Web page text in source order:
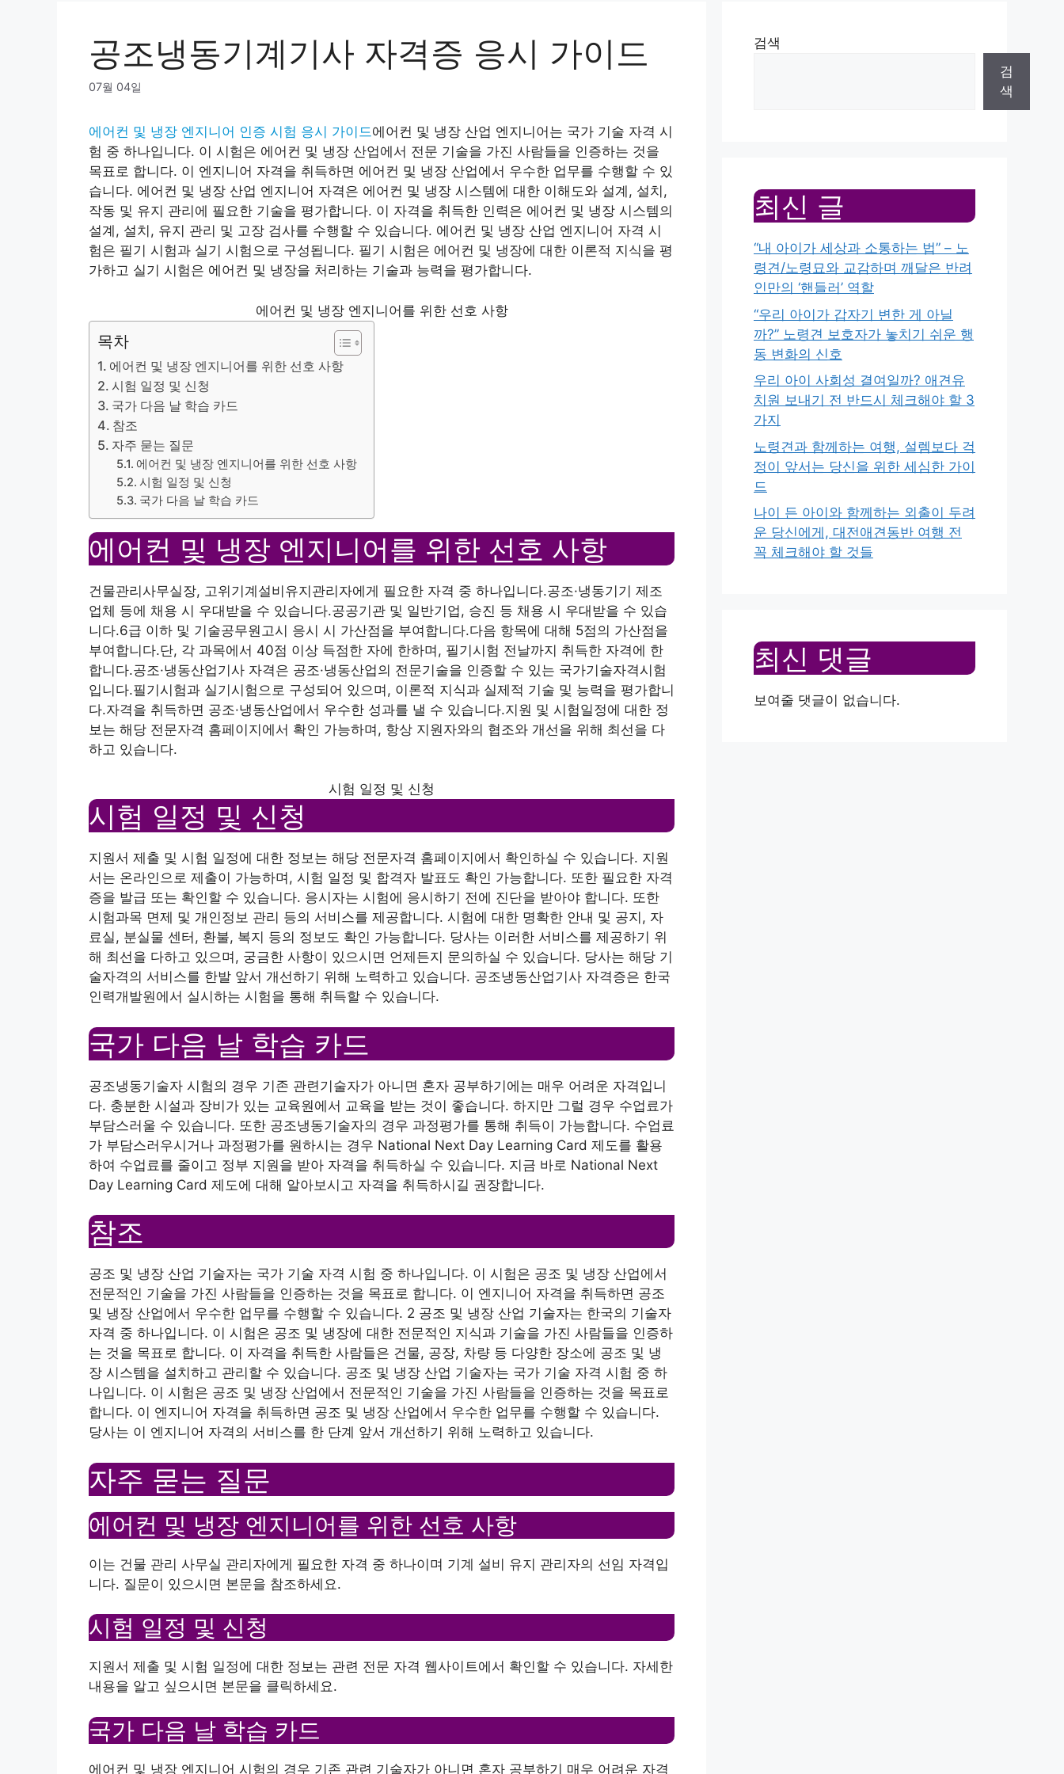
공조냉동기계기사 자격증 응시 가이드
07월 04일
에어컨 및 냉장 엔지니어 인증 시험 응시 가이드에어컨 및 냉장 산업 엔지니어는 국가 기술 자격 시
험 중 하나입니다. 이 시험은 에어컨 및 냉장 산업에서 전문 기술을 가진 사람들을 인증하는 것을
목표로 합니다. 이 엔지니어 자격을 취득하면 에어컨 및 냉장 산업에서 우수한 업무를 수행할 수 있
습니다. 에어컨 및 냉장 산업 엔지니어 자격은 에어컨 및 냉장 시스템에 대한 이해도와 설계, 설치,
작동 및 유지 관리에 필요한 기술을 평가합니다. 이 자격을 취득한 인력은 에어컨 및 냉장 시스템의
설계, 설치, 유지 관리 및 고장 검사를 수행할 수 있습니다. 에어컨 및 냉장 산업 엔지니어 자격 시
험은 필기 시험과 실기 시험으로 구성됩니다. 필기 시험은 에어컨 및 냉장에 대한 이론적 지식을 평
가하고 실기 시험은 에어컨 및 냉장을 처리하는 기술과 능력을 평가합니다.
에어컨 및 냉장 엔지니어를 위한 선호 사항
목차
에어컨 및 냉장 엔지니어를 위한 선호 사항
시험 일정 및 신청
국가 다음 날 학습 카드
참조
자주 묻는 질문
에어컨 및 냉장 엔지니어를 위한 선호 사항
시험 일정 및 신청
국가 다음 날 학습 카드
에어컨 및 냉장 엔지니어를 위한 선호 사항
건물관리사무실장, 고위기계설비유지관리자에게 필요한 자격 중 하나입니다.공조·냉동기기 제조
업체 등에 채용 시 우대받을 수 있습니다.공공기관 및 일반기업, 승진 등 채용 시 우대받을 수 있습
니다.6급 이하 및 기술공무원고시 응시 시 가산점을 부여합니다.다음 항목에 대해 5점의 가산점을
부여합니다.단, 각 과목에서 40점 이상 득점한 자에 한하며, 필기시험 전날까지 취득한 자격에 한
합니다.공조·냉동산업기사 자격은 공조·냉동산업의 전문기술을 인증할 수 있는 국가기술자격시험
입니다.필기시험과 실기시험으로 구성되어 있으며, 이론적 지식과 실제적 기술 및 능력을 평가합니
다.자격을 취득하면 공조·냉동산업에서 우수한 성과를 낼 수 있습니다.지원 및 시험일정에 대한 정
보는 해당 전문자격 홈페이지에서 확인 가능하며, 항상 지원자와의 협조와 개선을 위해 최선을 다
하고 있습니다.
시험 일정 및 신청
시험 일정 및 신청
지원서 제출 및 시험 일정에 대한 정보는 해당 전문자격 홈페이지에서 확인하실 수 있습니다. 지원
서는 온라인으로 제출이 가능하며, 시험 일정 및 합격자 발표도 확인 가능합니다. 또한 필요한 자격
증을 발급 또는 확인할 수 있습니다. 응시자는 시험에 응시하기 전에 진단을 받아야 합니다. 또한
시험과목 면제 및 개인정보 관리 등의 서비스를 제공합니다. 시험에 대한 명확한 안내 및 공지, 자
료실, 분실물 센터, 환불, 복지 등의 정보도 확인 가능합니다. 당사는 이러한 서비스를 제공하기 위
해 최선을 다하고 있으며, 궁금한 사항이 있으시면 언제든지 문의하실 수 있습니다. 당사는 해당 기
술자격의 서비스를 한발 앞서 개선하기 위해 노력하고 있습니다. 공조냉동산업기사 자격증은 한국
인력개발원에서 실시하는 시험을 통해 취득할 수 있습니다.
국가 다음 날 학습 카드
공조냉동기술자 시험의 경우 기존 관련기술자가 아니면 혼자 공부하기에는 매우 어려운 자격입니
다. 충분한 시설과 장비가 있는 교육원에서 교육을 받는 것이 좋습니다. 하지만 그럴 경우 수업료가
부담스러울 수 있습니다. 또한 공조냉동기술자의 경우 과정평가를 통해 취득이 가능합니다. 수업료
가 부담스러우시거나 과정평가를 원하시는 경우 National Next Day Learning Card 제도를 활용
하여 수업료를 줄이고 정부 지원을 받아 자격을 취득하실 수 있습니다. 지금 바로 National Next
Day Learning Card 제도에 대해 알아보시고 자격을 취득하시길 권장합니다.
참조
공조 및 냉장 산업 기술자는 국가 기술 자격 시험 중 하나입니다. 이 시험은 공조 및 냉장 산업에서
전문적인 기술을 가진 사람들을 인증하는 것을 목표로 합니다. 이 엔지니어 자격을 취득하면 공조
및 냉장 산업에서 우수한 업무를 수행할 수 있습니다. 2 공조 및 냉장 산업 기술자는 한국의 기술자
자격 중 하나입니다. 이 시험은 공조 및 냉장에 대한 전문적인 지식과 기술을 가진 사람들을 인증하
는 것을 목표로 합니다. 이 자격을 취득한 사람들은 건물, 공장, 차량 등 다양한 장소에 공조 및 냉
장 시스템을 설치하고 관리할 수 있습니다. 공조 및 냉장 산업 기술자는 국가 기술 자격 시험 중 하
나입니다. 이 시험은 공조 및 냉장 산업에서 전문적인 기술을 가진 사람들을 인증하는 것을 목표로
합니다. 이 엔지니어 자격을 취득하면 공조 및 냉장 산업에서 우수한 업무를 수행할 수 있습니다.
당사는 이 엔지니어 자격의 서비스를 한 단계 앞서 개선하기 위해 노력하고 있습니다.
자주 묻는 질문
에어컨 및 냉장 엔지니어를 위한 선호 사항
이는 건물 관리 사무실 관리자에게 필요한 자격 중 하나이며 기계 설비 유지 관리자의 선임 자격입
니다. 질문이 있으시면 본문을 참조하세요.
시험 일정 및 신청
지원서 제출 및 시험 일정에 대한 정보는 관련 전문 자격 웹사이트에서 확인할 수 있습니다. 자세한
내용을 알고 싶으시면 본문을 클릭하세요.
국가 다음 날 학습 카드
에어컨 및 냉장 엔지니어 시험의 경우 기존 관련 기술자가 아니면 혼자 공부하기 매우 어려운 자격
검색
검
색
최신 글
“내 아이가 세상과 소통하는 법” – 노
령견/노령묘와 교감하며 깨달은 반려
인만의 ‘핸들러’ 역할
“우리 아이가 갑자기 변한 게 아닐
까?” 노령견 보호자가 놓치기 쉬운 행
동 변화의 신호
우리 아이 사회성 결여일까? 애견유
치원 보내기 전 반드시 체크해야 할 3
가지
노령견과 함께하는 여행, 설렘보다 걱
정이 앞서는 당신을 위한 세심한 가이
드
나이 든 아이와 함께하는 외출이 두려
운 당신에게, 대전애견동반 여행 전
꼭 체크해야 할 것들
최신 댓글
보여줄 댓글이 없습니다.